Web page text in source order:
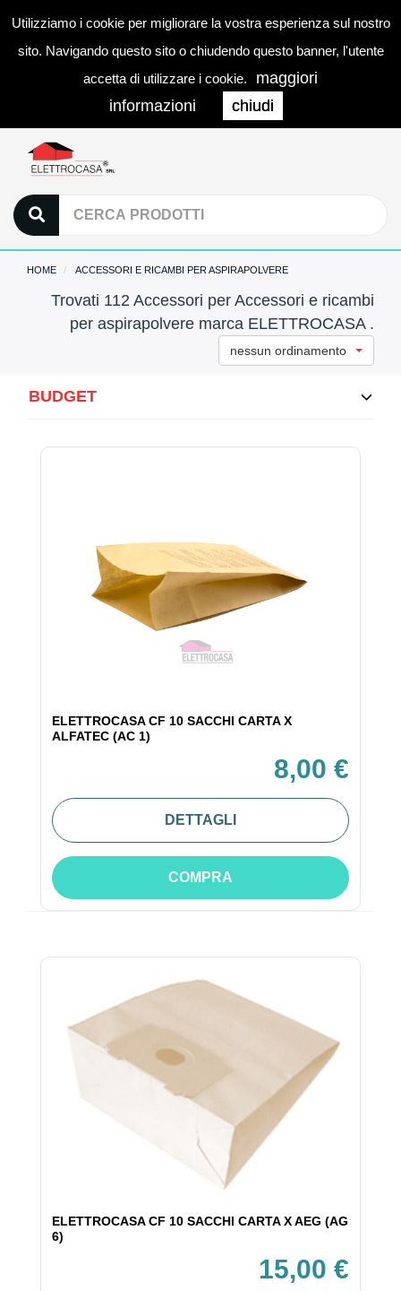
Utilizziamo i cookie per migliorare la vostra esperienza sul nostro
sito. Navigando questo sito o chiudendo questo banner, l'utente
accetta di utilizzare i cookie.
maggiori
informazioni
chiudi
0
HOME ACCESSORI E RICAMBI PER ASPIRAPOLVERE
Trovati 112 Accessori per Accessori e ricambi
per aspirapolvere marca ELETTROCASA .
nessun ordinamento
BUDGET
ELETTROCASA CF 10 SACCHI CARTA X
ALFATEC (AC 1)
8,00 €
DETTAGLI
COMPRA
ELETTROCASA CF 10 SACCHI CARTA X AEG (AG
6)
15,00 €